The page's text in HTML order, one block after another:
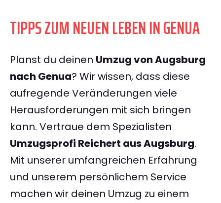
TIPPS ZUM NEUEN LEBEN IN GENUA
Planst du deinen Umzug von Augsburg
nach Genua? Wir wissen, dass diese
aufregende Veränderungen viele
Herausforderungen mit sich bringen
kann. Vertraue dem Spezialisten
Umzugsprofi Reichert aus Augsburg.
Mit unserer umfangreichen Erfahrung
und unserem persönlichem Service
machen wir deinen Umzug zu einem